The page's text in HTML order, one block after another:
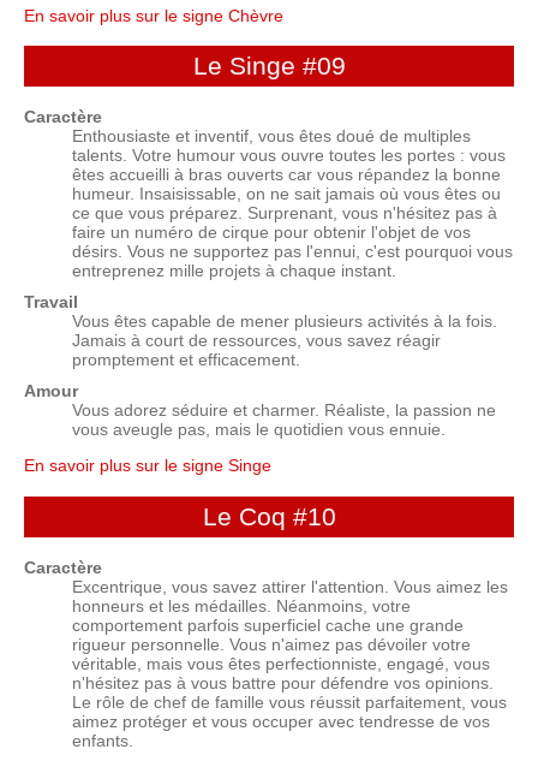
En savoir plus sur le signe Chèvre
Le Singe #09
Caractère
Enthousiaste et inventif, vous êtes doué de multiples
talents. Votre humour vous ouvre toutes les portes : vous
êtes accueilli à bras ouverts car vous répandez la bonne
humeur. Insaisissable, on ne sait jamais où vous êtes ou
ce que vous préparez. Surprenant, vous n'hésitez pas à
faire un numéro de cirque pour obtenir l'objet de vos
désirs. Vous ne supportez pas l'ennui, c'est pourquoi vous
entreprenez mille projets à chaque instant.
Travail
Vous êtes capable de mener plusieurs activités à la fois.
Jamais à court de ressources, vous savez réagir
promptement et efficacement.
Amour
Vous adorez séduire et charmer. Réaliste, la passion ne
vous aveugle pas, mais le quotidien vous ennuie.
En savoir plus sur le signe Singe
Le Coq #10
Caractère
Excentrique, vous savez attirer l'attention. Vous aimez les
honneurs et les médailles. Néanmoins, votre
comportement parfois superficiel cache une grande
rigueur personnelle. Vous n'aimez pas dévoiler votre
véritable, mais vous êtes perfectionniste, engagé, vous
n'hésitez pas à vous battre pour défendre vos opinions.
Le rôle de chef de famille vous réussit parfaitement, vous
aimez protéger et vous occuper avec tendresse de vos
enfants.